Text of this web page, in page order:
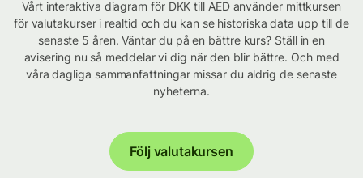
Vårt interaktiva diagram för DKK till AED använder mittkursen
för valutakurser i realtid och du kan se historiska data upp till de
senaste 5 åren. Väntar du på en bättre kurs? Ställ in en
avisering nu så meddelar vi dig när den blir bättre. Och med
våra dagliga sammanfattningar missar du aldrig de senaste
nyheterna.
Följ valutakursen